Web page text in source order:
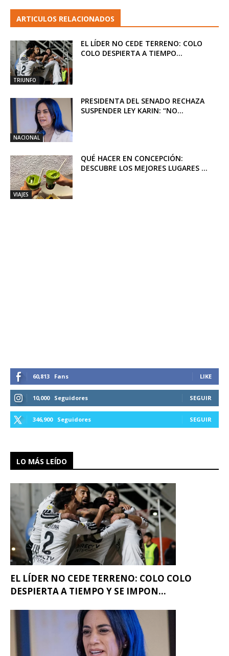
ARTICULOS RELACIONADOS
TRIUNFO
EL LÍDER NO CEDE TERRENO: COLO
COLO DESPIERTA A TIEMPO...
NACIONAL
PRESIDENTA DEL SENADO RECHAZA
SUSPENDER LEY KARIN: “NO...
VIAJES
QUÉ HACER EN CONCEPCIÓN:
DESCUBRE LOS MEJORES LUGARES ...
60,813 Fans LIKE
10,000 Seguidores SEGUIR
346,900 Seguidores SEGUIR
LO MÁS LEÍDO
EL LÍDER NO CEDE TERRENO: COLO COLO
DESPIERTA A TIEMPO Y SE IMPON...